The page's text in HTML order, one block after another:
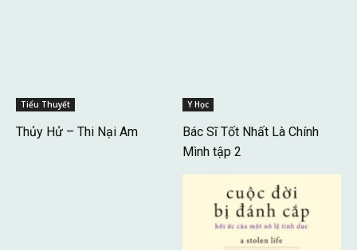
Tiểu Thuyết
Thủy Hử – Thi Nại Am
Y Học
Bác Sĩ Tốt Nhất Là Chính
Mình tập 2